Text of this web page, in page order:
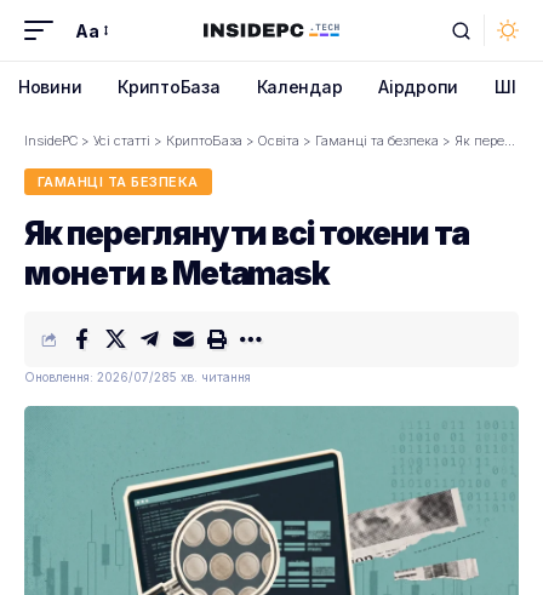
Font
Aa
Новини КриптоБаза Календар Аірдропи ШІ
InsidePC > Усі статті > КриптоБаза > Освіта > Гаманці та безпека > Як переглянути всі токени та монети в Metamask
ГАМАНЦІ ТА БЕЗПЕКА
Як переглянути всі токени та
монети в Metamask
Оновлення: 2026/07/285 хв. читання